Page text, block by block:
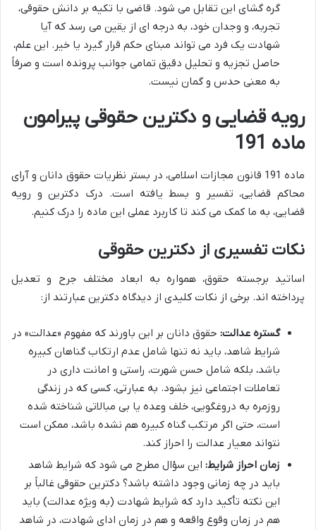
گره گشای این تقابل می شود. قاضی با تکیه بر دانش حقوقی،
تجربه، و وجدان خود، به درجه ای از یقین می رسد که آیا
شهادت یک فرد می تواند مبنای حکم قرار گیرد یا خیر. این علم،
حاصل تجزیه و تحلیل دقیق تمامی جوانب پرونده است و صرفاً
به معنی حدس و گمان نیست.
رویه قضایی و دکترین حقوقی پیرامون
ماده 191
ماده 191 قانون مجازات اسلامی، در بستر نظریات حقوق دانان و آرای
محاکم قضایی، تفسیر و بسط یافته است. درک دکترین و رویه
قضایی، به ما کمک می کند تا کاربرد عملی این ماده را درک کنیم.
نکات تفسیری از دکترین حقوقی
اساتید برجسته حقوق، همواره به ابعاد مختلف جرح و تعدیل
پرداخته اند. برخی از نکات کلیدی از دیدگاه دکترین عبارتند از:
گستره عدالت: حقوق دانان بر این باورند که مفهوم «عدالت» در
شرایط شاهد، باید نه تنها شامل عدم ارتکاب گناهان کبیره
باشد، بلکه شامل حسن شهرت، راستی و امانت داری در
تعاملات اجتماعی نیز بشود. به عبارتی، کسی که در زندگی
روزمره به دروغگویی، خلف وعده یا بی مبالاتی شناخته شده
است، حتی اگر مرتکب گناه کبیره هم نشده باشد، ممکن است
نتواند معیار عدالت را احراز کند.
زمان احراز شرایط: این سؤال مطرح می شود که شرایط شاهد
باید در چه زمانی وجود داشته باشد؟ دکترین حقوقی غالباً بر
این نکته تأکید دارد که شرایط شهادت (به ویژه عدالت) باید
هم در زمان وقوع واقعه و هم در زمان ادای شهادت، در شاهد